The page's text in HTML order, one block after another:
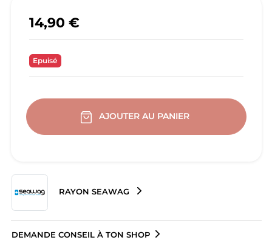
14,90 €
Epuisé
AJOUTER AU PANIER
RAYON SEAWAG
DEMANDE CONSEIL À TON SHOP